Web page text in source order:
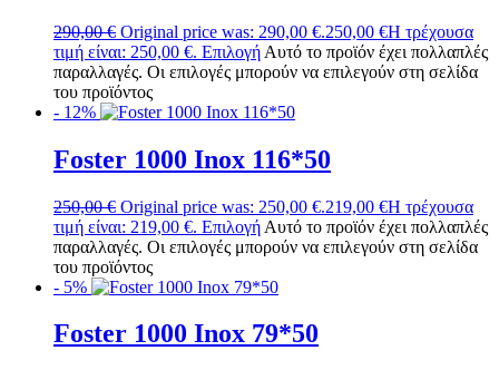
290,00€ Original price was: 290,00 €.250,00 €Η τρέχουσα
τιμή είναι: 250,00 €. Επιλογή Αυτό το προϊόν έχει πολλαπλές
παραλλαγές. Οι επιλογές μπορούν να επιλεγούν στη σελίδα
του προϊόντος
- 12%
Foster 1000 Inox 116*50
250,00€ Original price was: 250,00 €.219,00 €Η τρέχουσα
τιμή είναι: 219,00 €. Επιλογή Αυτό το προϊόν έχει πολλαπλές
παραλλαγές. Οι επιλογές μπορούν να επιλεγούν στη σελίδα
του προϊόντος
- 5%
Foster 1000 Inox 79*50